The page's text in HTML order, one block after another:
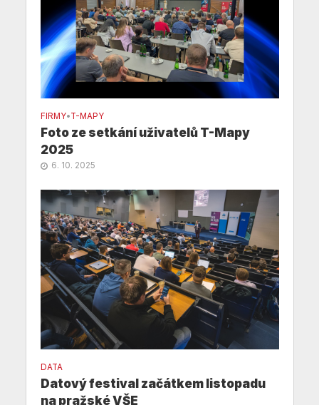
FIRMY•T-MAPY
Foto ze setkání uživatelů T-Mapy
2025
6. 10. 2025
DATA
Datový festival začátkem listopadu
na pražské VŠE